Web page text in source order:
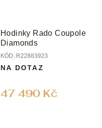
Hodinky Rado Coupole
Diamonds
KÓD: R22883923
47 490 Kč
NA DOTAZ